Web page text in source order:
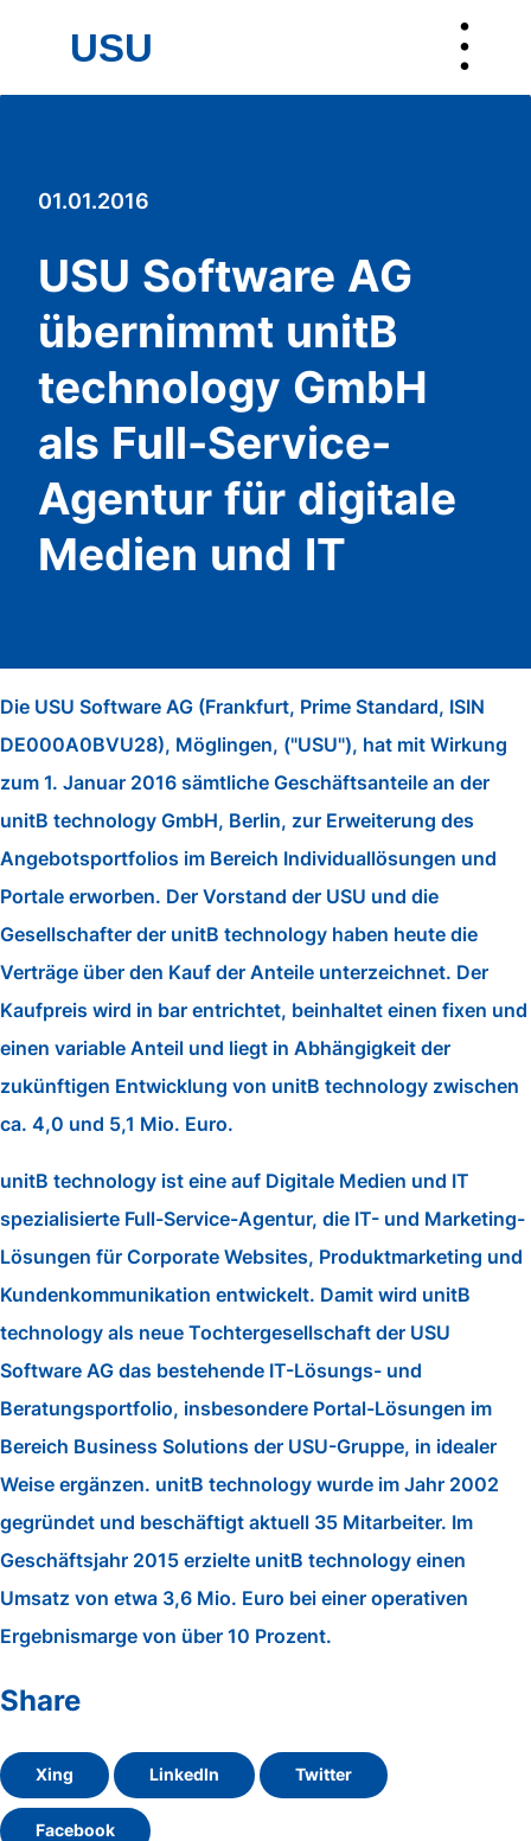
USU ︙
USU
01.01.2016
USU Software AG
übernimmt unitB
technology GmbH
als Full-Service-
Agentur für digitale
Medien und IT
Die USU Software AG (Frankfurt, Prime Standard, ISIN
DE000A0BVU28), Möglingen, ("USU"), hat mit Wirkung
zum 1. Januar 2016 sämtliche Geschäftsanteile an der
unitB technology GmbH, Berlin, zur Erweiterung des
Angebotsportfolios im Bereich Individuallösungen und
Portale erworben. Der Vorstand der USU und die
Gesellschafter der unitB technology haben heute die
Verträge über den Kauf der Anteile unterzeichnet. Der
Kaufpreis wird in bar entrichtet, beinhaltet einen fixen und
einen variable Anteil und liegt in Abhängigkeit der
zukünftigen Entwicklung von unitB technology zwischen
ca. 4,0 und 5,1 Mio. Euro.
unitB technology ist eine auf Digitale Medien und IT
spezialisierte Full-Service-Agentur, die IT- und Marketing-
Lösungen für Corporate Websites, Produktmarketing und
Kundenkommunikation entwickelt. Damit wird unitB
technology als neue Tochtergesellschaft der USU
Software AG das bestehende IT-Lösungs- und
Beratungsportfolio, insbesondere Portal-Lösungen im
Bereich Business Solutions der USU-Gruppe, in idealer
Weise ergänzen. unitB technology wurde im Jahr 2002
gegründet und beschäftigt aktuell 35 Mitarbeiter. Im
Geschäftsjahr 2015 erzielte unitB technology einen
Umsatz von etwa 3,6 Mio. Euro bei einer operativen
Ergebnismarge von über 10 Prozent.
Share
Xing LinkedIn Twitter
Facebook